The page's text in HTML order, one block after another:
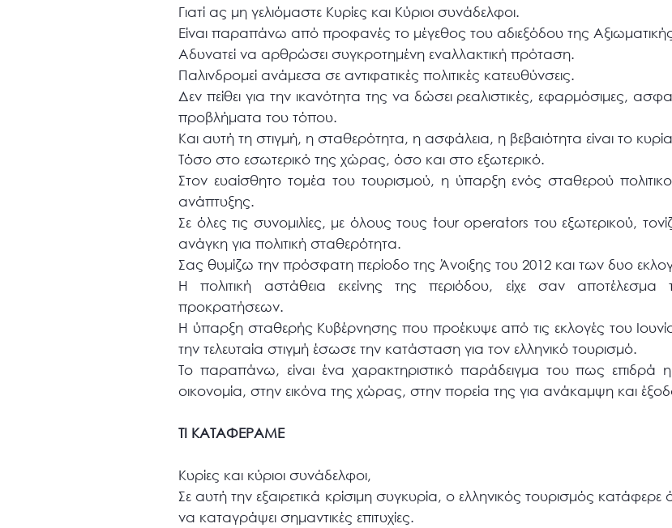
Γιατί ας μη γελιόμαστε Κυρίες και Κύριοι συνάδελφοι.
Είναι παραπάνω από προφανές το μέγεθος του αδιεξόδου της Αξιωματικής
Αδυνατεί να αρθρώσει συγκροτημένη εναλλακτική πρόταση.
Παλινδρομεί ανάμεσα σε αντιφατικές πολιτικές κατευθύνσεις.
Δεν πείθει για την ικανότητα της να δώσει ρεαλιστικές, εφαρμόσιμες,
προβλήματα του τόπου.
Και αυτή τη στιγμή, η σταθερότητα, η ασφάλεια, η βεβαιότητα είναι το
Τόσο στο εσωτερικό της χώρας, όσο και στο εξωτερικό.
Στον ευαίσθητο τομέα του τουρισμού, η ύπαρξη ενός σταθερού
ανάπτυξης.
Σε όλες τις συνομιλίες, με όλους τους tour operators του εξωτερικού,
ανάγκη για πολιτική σταθερότητα.
Σας θυμίζω την πρόσφατη περίοδο της Άνοιξης του 2012 και των δυο
Η πολιτική αστάθεια εκείνης της περιόδου, είχε σαν
προκρατήσεων.
Η ύπαρξη σταθερής Κυβέρνησης που προέκυψε από τις εκλογές του
την τελευταία στιγμή έσωσε την κατάσταση για τον ελληνικό τουρισμό.
Το παραπάνω, είναι ένα χαρακτηριστικό παράδειγμα του πως επιδρά η
οικονομία, στην εικόνα της χώρας, στην πορεία της για ανάκαμψη και
ΤΙ ΚΑΤΑΦΕΡΑΜΕ
Κυρίες και κύριοι συνάδελφοι,
Σε αυτή την εξαιρετικά κρίσιμη συγκυρία, ο ελληνικός τουρισμός κατάφερε
να καταγράψει σημαντικές επιτυχίες.